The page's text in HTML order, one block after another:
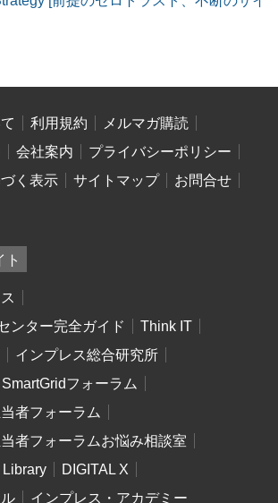
利用規約
メルマガ購読
会社案内
プライバシーポリシー
く表示
サイトマップ
お問合せ
ト
ンター完全ガイド
Think IT
インプレス総合研究所
SmartGridフォーラム
者フォーラム
者フォーラムお悩み相談室
Library
DIGITAL X
インプレス・アカデミー